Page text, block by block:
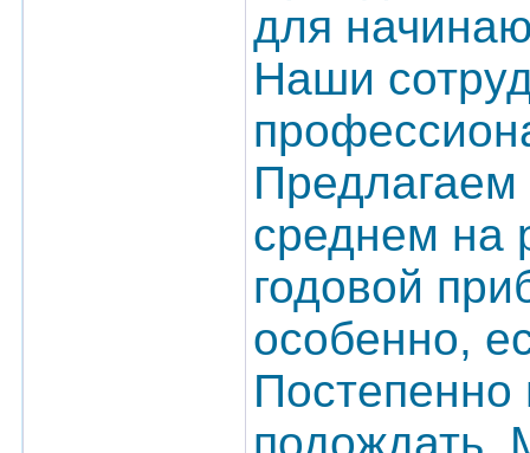
для
Наши
среднем на
годовой
особенно,
Постепенно